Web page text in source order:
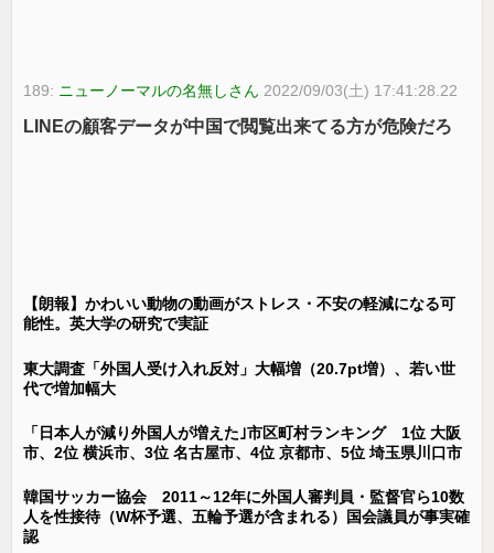
189: ニューノーマルの名無しさん 2022/09/03(土) 17:41:28.22
LINEの顧客データが中国で閲覧出来てる方が危険だろ
【朗報】かわいい動物の動画がストレス・不安の軽減になる可
能性。英大学の研究で実証
東大調査「外国人受け入れ反対」大幅増（20.7pt増）、若い世
代で増加幅大
「日本人が減り外国人が増えた｣市区町村ランキング 1位 大阪
市、2位 横浜市、3位 名古屋市、4位 京都市、5位 埼玉県川口市
韓国サッカー協会 2011～12年に外国人審判員・監督官ら10数
人を性接待（W杯予選、五輪予選が含まれる）国会議員が事実確
認